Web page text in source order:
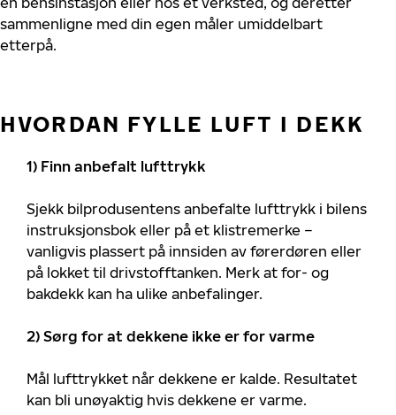
sammenligne med din egen måler umiddelbart
etterpå.
HVORDAN FYLLE LUFT I DEKK
1) Finn anbefalt lufttrykk
Sjekk bilprodusentens anbefalte lufttrykk i bilens
instruksjonsbok eller på et klistremerke –
vanligvis plassert på innsiden av førerdøren eller
på lokket til drivstofftanken. Merk at for- og
bakdekk kan ha ulike anbefalinger.
2) Sørg for at dekkene ikke er for varme
Mål lufttrykket når dekkene er kalde. Resultatet
kan bli unøyaktig hvis dekkene er varme.